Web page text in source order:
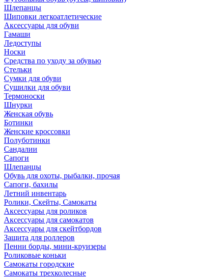
Шлепанцы
Шиповки легкоатлетические
Аксессуары для обуви
Гамаши
Ледоступы
Носки
Средства по уходу за обувью
Стельки
Сумки для обуви
Сушилки для обуви
Термоноски
Шнурки
Женская обувь
Ботинки
Женские кроссовки
Полуботинки
Сандалии
Сапоги
Шлепанцы
Обувь для охоты, рыбалки, прочая
Сапоги, бахилы
Летний инвентарь
Ролики, Скейты, Самокаты
Аксессуары для роликов
Аксессуары для самокатов
Аксессуары для скейтбордов
Защита для роллеров
Пенни борды, мини-круизеры
Роликовые коньки
Самокаты городские
Самокаты трехколесные